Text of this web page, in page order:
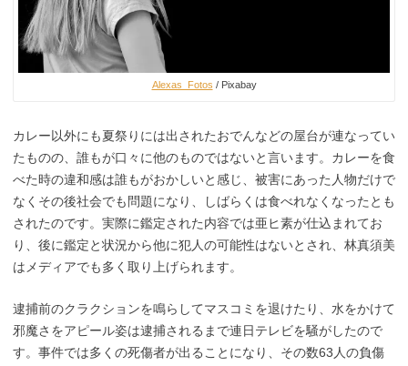
Alexas_Fotos / Pixabay
カレー以外にも夏祭りには出されたおでんなどの屋台が連なってい
たものの、誰もが口々に他のものではないと言います。カレーを食
べた時の違和感は誰もがおかしいと感じ、被害にあった人物だけで
なくその後社会でも問題になり、しばらくは食べれなくなったとも
されたのです。実際に鑑定された内容では亜ヒ素が仕込まれてお
り、後に鑑定と状況から他に犯人の可能性はないとされ、林真須美
はメディアでも多く取り上げられます。
逮捕前のクラクションを鳴らしてマスコミを退けたり、水をかけて
邪魔さをアピール姿は逮捕されるまで連日テレビを騒がしたので
す。事件では多くの死傷者が出ることになり、その数63人の負傷